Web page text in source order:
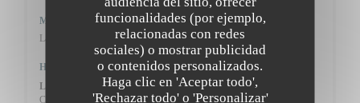
funcionalidades (por ejemplo,
relacionadas con redes
sociales) o mostrar publicidad
o contenidos personalizados.
Haga clic en 'Aceptar todo',
'Rechazar todo' o 'Personalizar'
Metro
Lamarck-Caulaincourt (ligne 12)
Horario de apertura
Lun
Cerrado